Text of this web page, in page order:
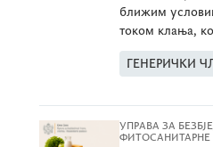
ближим
током клања,
јуна 2026.
ГЕНЕРИЧКИ
УПРАВА ЗА
ФИТОСАНИТАРНЕ